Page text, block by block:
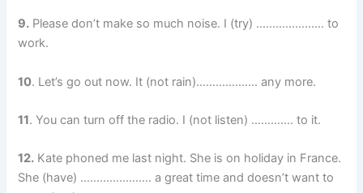
9. Please don’t make so much noise. I (try) ………………… to
work.
10. Let’s go out now. It (not rain)………………. any more.
11. You can turn off the radio. I (not listen) …………. to it.
12. Kate phoned me last night. She is on holiday in France.
She (have) …………………. a great time and doesn’t want to